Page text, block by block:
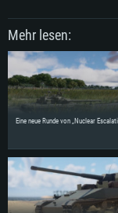
getätigt werden.
Mehr lesen:
Eine neue Runde von „Nuclear